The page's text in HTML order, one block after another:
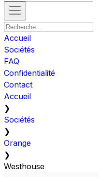
Accueil
Sociétés
FAQ
Confidentialité
Contact
Accueil
❯
Sociétés
❯
Orange
❯
Westhouse